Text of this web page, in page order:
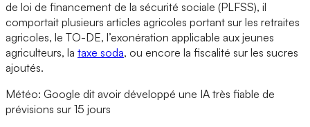
de loi de financement de la sécurité sociale (PLFSS), il
comportait plusieurs articles agricoles portant sur les retraites
agricoles, le TO-DE, l’exonération applicable aux jeunes
agriculteurs, la taxe soda, ou encore la fiscalité sur les sucres
ajoutés.
Météo: Google dit avoir développé une IA très fiable de
prévisions sur 15 jours